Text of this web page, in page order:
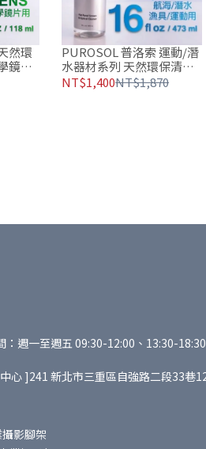
然環
鏡片
PUROSOL 普洛索 運動/潛
水器材系列 天然環保清潔
液16oz
NT$1,400NT$1,870
：週一至週五 09:30-12:00、13:30-18:30
]241 新北市三重區自強路二段33巷
影腳架